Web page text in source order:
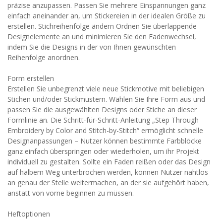
präzise anzupassen. Passen Sie mehrere Einspannungen ganz
einfach aneinander an, um Stickereien in der idealen Größe zu
erstellen. Stichreihenfolge ändern Ordnen Sie überlappende
Designelemente an und minimieren Sie den Fadenwechsel,
indem Sie die Designs in der von Ihnen gewünschten
Reihenfolge anordnen.
Form erstellen
Erstellen Sie unbegrenzt viele neue Stickmotive mit beliebigen
Stichen und/oder Stickmustern. Wählen Sie Ihre Form aus und
passen Sie die ausgewählten Designs oder Stiche an dieser
Formlinie an. Die Schritt-für-Schritt-Anleitung „Step Through
Embroidery by Color and Stitch-by-Stitch“ ermöglicht schnelle
Designanpassungen – Nutzer können bestimmte Farbblöcke
ganz einfach überspringen oder wiederholen, um ihr Projekt
individuell zu gestalten. Sollte ein Faden reißen oder das Design
auf halbem Weg unterbrochen werden, können Nutzer nahtlos
an genau der Stelle weitermachen, an der sie aufgehört haben,
anstatt von vorne beginnen zu müssen.
Heftoptionen